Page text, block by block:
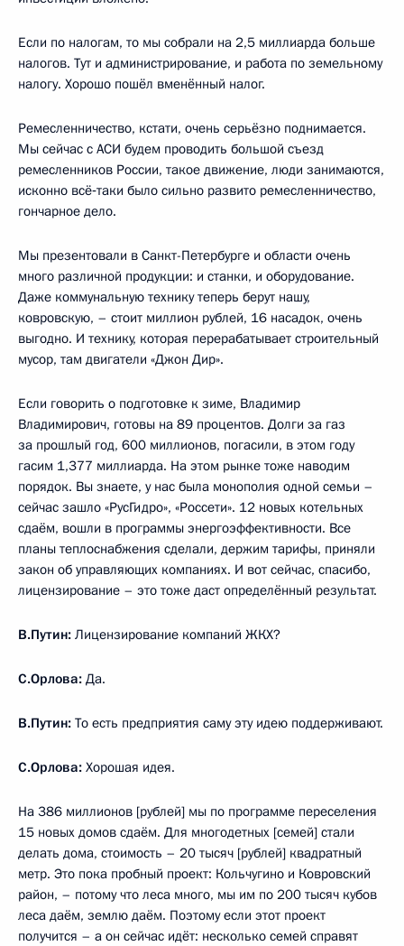
Если по налогам, то мы собрали на 2,5 миллиарда больше
налогов. Тут и администрирование, и работа по земельному
налогу. Хорошо пошёл вменённый налог.
Ремесленничество, кстати, очень серьёзно поднимается.
Мы сейчас с АСИ будем проводить большой съезд
ремесленников России, такое движение, люди занимаются,
исконно всё‑таки было сильно развито ремесленничество,
гончарное дело.
Мы презентовали в Санкт-Петербурге и области очень
много различной продукции: и станки, и оборудование.
Даже коммунальную технику теперь берут нашу,
ковровскую, – стоит миллион рублей, 16 насадок, очень
выгодно. И технику, которая перерабатывает строительный
мусор, там двигатели «Джон Дир».
Если говорить о подготовке к зиме, Владимир
Владимирович, готовы на 89 процентов. Долги за газ
за прошлый год, 600 миллионов, погасили, в этом году
гасим 1,377 миллиарда. На этом рынке тоже наводим
порядок. Вы знаете, у нас была монополия одной семьи –
сейчас зашло «РусГидро», «Россети». 12 новых котельных
сдаём, вошли в программы энергоэффективности. Все
планы теплоснабжения сделали, держим тарифы, приняли
закон об управляющих компаниях. И вот сейчас, спасибо,
лицензирование – это тоже даст определённый результат.
В.Путин: Лицензирование компаний ЖКХ?
С.Орлова: Да.
В.Путин: То есть предприятия саму эту идею поддерживают.
С.Орлова: Хорошая идея.
На 386 миллионов [рублей] мы по программе переселения
15 новых домов сдаём. Для многодетных [семей] стали
делать дома, стоимость – 20 тысяч [рублей] квадратный
метр. Это пока пробный проект: Кольчугино и Ковровский
район, – потому что леса много, мы им по 200 тысяч кубов
леса даём, землю даём. Поэтому если этот проект
получится – а он сейчас идёт: несколько семей справят